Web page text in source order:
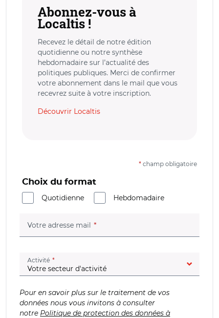
Abonnez-vous à
Localtis !
Recevez le détail de notre édition
quotidienne ou notre synthèse
hebdomadaire sur l’actualité des
politiques publiques. Merci de confirmer
votre abonnement dans le mail que vous
recevrez suite à votre inscription.
Découvrir Localtis
* champ obligatoire
Choix du format
Quotidienne
Hebdomadaire
Votre adresse mail (champ obligatoire)
Activité (champ obligatoire)
Pour en savoir plus sur le traitement de vos
données nous vous invitons à consulter
notre Politique de protection des données à